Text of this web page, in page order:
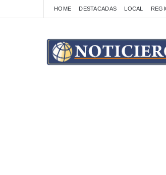
HOME DESTACADAS LOCAL